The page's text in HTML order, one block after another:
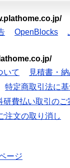
OpenBlocks
いて
見積書・
特定商取引法に
研費払い取引のご
注文の取り消し
ージ